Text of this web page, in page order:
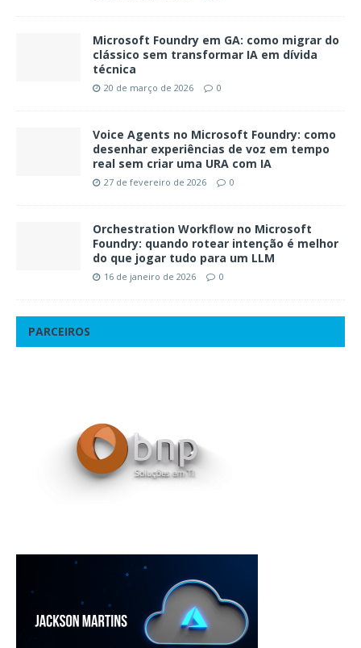
Microsoft Foundry em GA: como migrar do
clássico sem transformar IA em dívida
técnica
20 de março de 2026 0
Voice Agents no Microsoft Foundry: como
desenhar experiências de voz em tempo
real sem criar uma URA com IA
27 de fevereiro de 2026 0
Orchestration Workflow no Microsoft
Foundry: quando rotear intenção é melhor
do que jogar tudo para um LLM
16 de janeiro de 2026 0
PARCEIROS